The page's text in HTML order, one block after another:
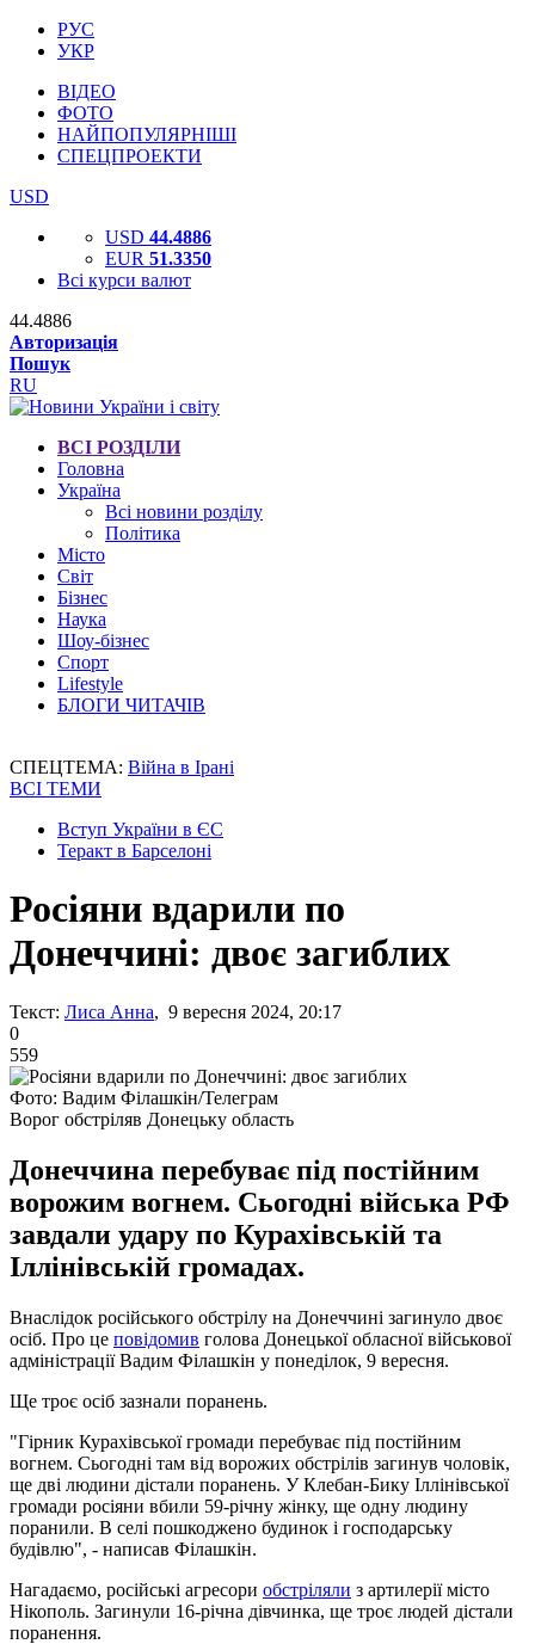
РУС
УКР
ВІДЕО
ФОТО
НАЙПОПУЛЯРНІШІ
СПЕЦПРОЕКТИ
USD
USD 44.4886
EUR 51.3350
Всі курси валют
44.4886
Авторизація
Пошук
RU
ВСІ РОЗДІЛИ
Головна
Україна
Всі новини розділу
Політика
Місто
Світ
Бізнес
Наука
Шоу-бізнес
Спорт
Lifestyle
БЛОГИ ЧИТАЧІВ
СПЕЦТЕМА: Війна в Ірані
ВСІ ТЕМИ
Вступ України в ЄС
Теракт в Барселоні
Росіяни вдарили по
Донеччині: двоє загиблих
Текст: Лиса Анна, 9 вересня 2024, 20:17
0
559
Фото: Вадим Філашкін/Телеграм
Ворог обстріляв Донецьку область
Донеччина перебуває під постійним
ворожим вогнем. Сьогодні війська РФ
завдали удару по Курахівській та
Іллінівській громадах.
Внаслідок російського обстрілу на Донеччині загинуло двоє
осіб. Про це повідомив голова Донецької обласної військової
адміністрації Вадим Філашкін у понеділок, 9 вересня.
Ще троє осіб зазнали поранень.
"Гірник Курахівської громади перебуває під постійним
вогнем. Сьогодні там від ворожих обстрілів загинув чоловік,
ще дві людини дістали поранень. У Клебан-Бику Іллінівської
громади росіяни вбили 59-річну жінку, ще одну людину
поранили. В селі пошкоджено будинок і господарську
будівлю", - написав Філашкін.
Нагадаємо, російські агресори обстріляли з артилерії місто
Нікополь. Загинули 16-річна дівчинка, ще троє людей дістали
поранення.